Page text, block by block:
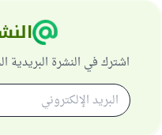
اشترك في النشرة